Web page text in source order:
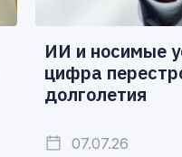
ИИ и носимые
цифра
долголетия
07.07.26